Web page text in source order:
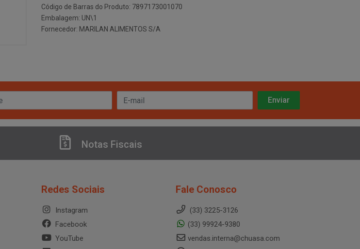
Código de Barras do Produto: 7897173001070
Embalagem: UN\1
Fornecedor: MARILAN ALIMENTOS S/A
Notas Fiscais
Redes Sociais
Instagram
Facebook
YouTube
Fale Conosco
(33) 3225-3126
(33) 99924-9380
vendas.interna@chuasa.com